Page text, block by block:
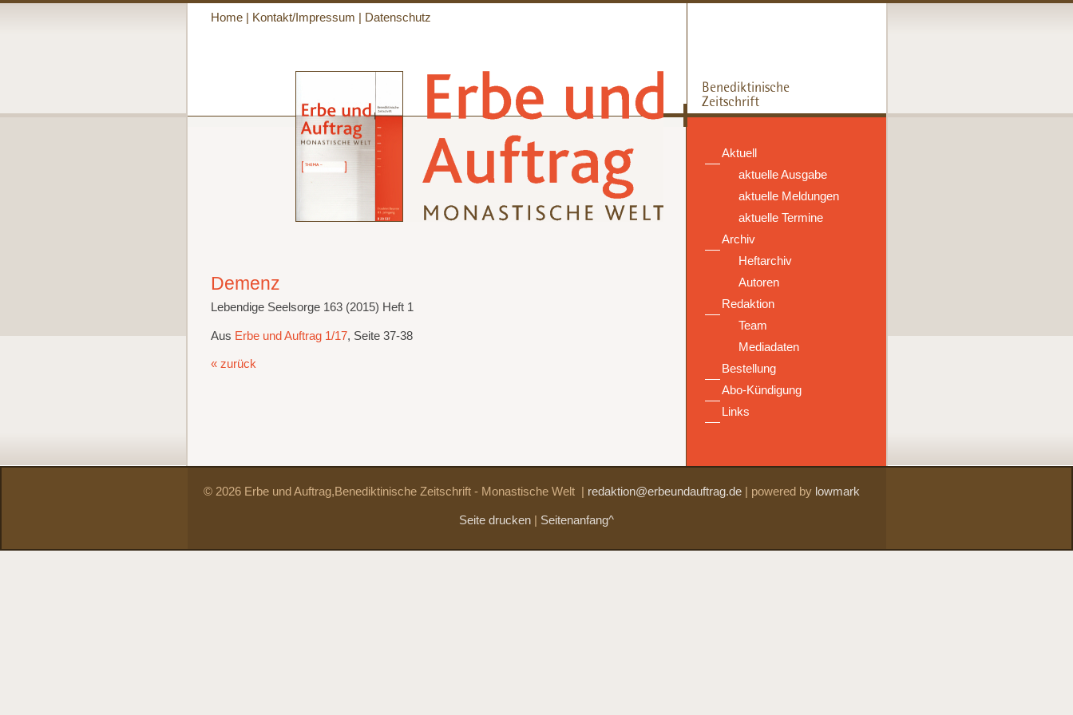
Home| Kontakt/Impressum Datenschutz
Aktuell
aktuelle Ausgabe
aktuelle Meldungen
aktuelle Termine
Archiv
Heftarchiv
Autoren
Redaktion
Team
Mediadaten
Bestellung
Abo-Kündigung
Links
Demenz
Lebendige Seelsorge 163 (2015) Heft 1
Aus Erbe und Auftrag 1/17, Seite 37-38
« zurück
© 2026 Erbe und Auftrag,Benediktinische Zeitschrift - Monastische Welt redaktion@erbeundauftrag.de| powered by lowmark
Seite drucken Seitenanfang^